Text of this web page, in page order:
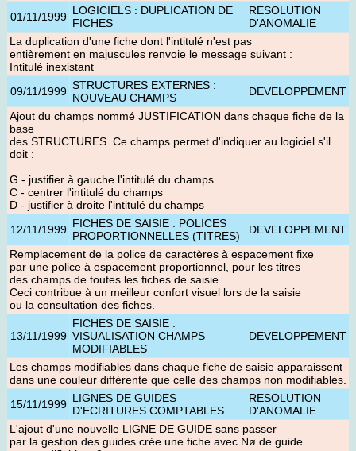
01/11/1999 LOGICIELS : DUPLICATION DE
FICHES
RESOLUTION
D'ANOMALIE
La duplication d'une fiche dont l'intitulé n'est pas
entièrement en majuscules renvoie le message suivant :
Intitulé inexistant
09/11/1999 STRUCTURES EXTERNES :
NOUVEAU CHAMPS
DEVELOPPEMENT
Ajout du champs nommé JUSTIFICATION dans chaque fiche de la
base
des STRUCTURES. Ce champs permet d'indiquer au logiciel s'il
doit :
G - justifier à gauche l'intitulé du champs
C - centrer l'intitulé du champs
D - justifier à droite l'intitulé du champs
12/11/1999 FICHES DE SAISIE : POLICES
PROPORTIONNELLES (TITRES)
DEVELOPPEMENT
Remplacement de la police de caractères à espacement fixe
par une police à espacement proportionnel, pour les titres
des champs de toutes les fiches de saisie.
Ceci contribue à un meilleur confort visuel lors de la saisie
ou la consultation des fiches.
13/11/1999
FICHES DE SAISIE :
VISUALISATION CHAMPS
MODIFIABLES
DEVELOPPEMENT
Les champs modifiables dans chaque fiche de saisie apparaissent
dans une couleur différente que celle des champs non modifiables.
15/11/1999 LIGNES DE GUIDES
D'ECRITURES COMPTABLES
RESOLUTION
D'ANOMALIE
L'ajout d'une nouvelle LIGNE DE GUIDE sans passer
par la gestion des guides crée une fiche avec Nø de guide